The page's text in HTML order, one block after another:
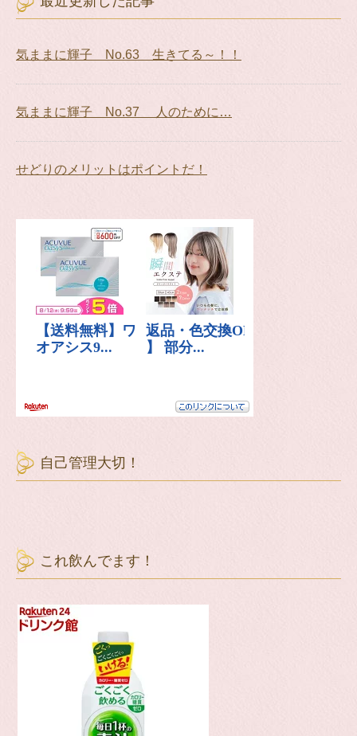
気ままに輝子 No.63 生きてる～！！
気ままに輝子 No.37 人のために…
せどりのメリットはポイントだ！
自己管理大切！
これ飲んでます！